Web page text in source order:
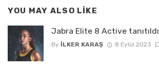
YOU MAY ALSO LIKE
Jabra Elite 8 Active tanıtıldı
By İLKER KARAŞ 8 Eylül 2023